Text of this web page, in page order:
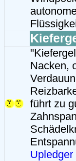
Nacken,
führt zu
Upledger